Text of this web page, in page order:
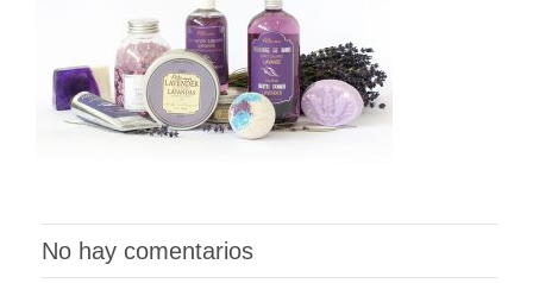
No hay comentarios